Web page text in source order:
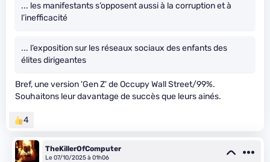
... les manifestants s’opposent aussi à la corruption et à
l’inefficacité
... l’exposition sur les réseaux sociaux des enfants des
élites dirigeantes
Bref, une version 'Gen Z' de Occupy Wall Street/99%.
Souhaitons leur davantage de succès que leurs ainés.
4
TheKillerOfComputer
Le 07/10/2025 à 01h06